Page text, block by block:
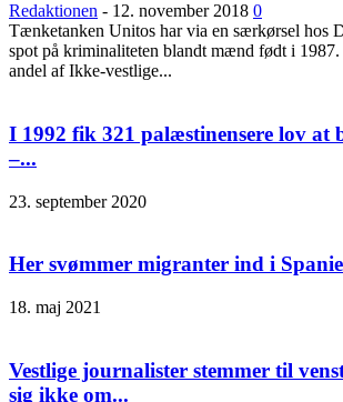
Redaktionen - 12. november 2018 0
Tænketanken Unitos har via en særkørsel hos
spot på kriminaliteten blandt mænd født i 1987.
andel af Ikke-vestlige...
I 1992 fik 321 palæstinensere lov at
–...
23. september 2020
Her svømmer migranter ind i
18. maj 2021
Vestlige journalister stemmer til
sig ikke om...